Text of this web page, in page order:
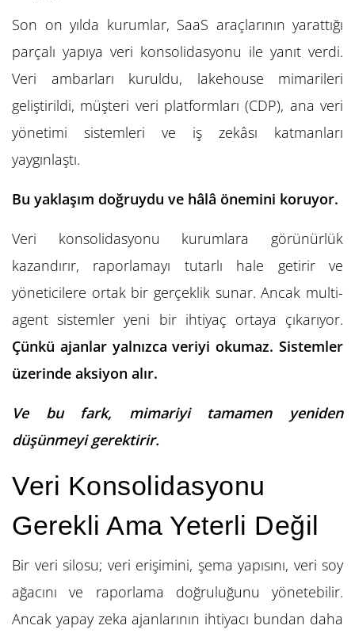
Son on yılda kurumlar, SaaS araçlarının yarattığı
parçalı yapıya veri konsolidasyonu ile yanıt verdi.
Veri ambarları kuruldu, lakehouse mimarileri
geliştirildi, müşteri veri platformları (CDP), ana veri
yönetimi sistemleri ve iş zekâsı katmanları
yaygınlaştı.
Bu yaklaşım doğruydu ve hâlâ önemini koruyor.
Veri konsolidasyonu kurumlara görünürlük
kazandırır, raporlamayı tutarlı hale getirir ve
yöneticilere ortak bir gerçeklik sunar. Ancak multi-
agent sistemler yeni bir ihtiyaç ortaya çıkarıyor.
Çünkü ajanlar yalnızca veriyi okumaz. Sistemler
üzerinde aksiyon alır.
Ve bu fark, mimariyi tamamen yeniden
düşünmeyi gerektirir.
Veri Konsolidasyonu
Gerekli Ama Yeterli Değil
Bir veri silosu; veri erişimini, şema yapısını, veri soy
ağacını ve raporlama doğruluğunu yönetebilir.
Ancak yapay zeka ajanlarının ihtiyacı bundan daha